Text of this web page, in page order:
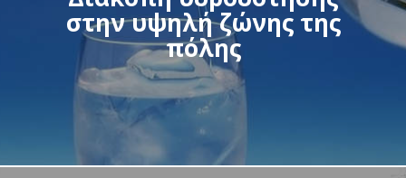
στην υψηλή ζώνης της
πόλης